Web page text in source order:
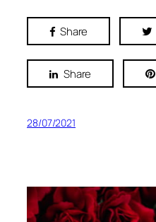
Share
Share
28/07/2021